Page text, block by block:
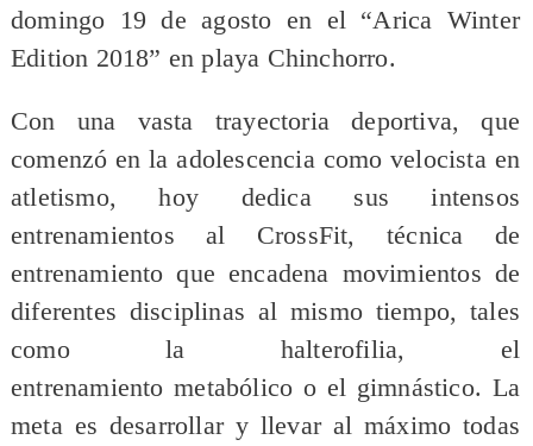
domingo 19 de agosto en el “Arica Winter
Edition 2018” en playa Chinchorro.
Con una vasta trayectoria deportiva, que
comenzó en la adolescencia como velocista en
atletismo, hoy dedica sus intensos
entrenamientos al CrossFit, técnica de
entrenamiento que encadena movimientos de
diferentes disciplinas al mismo tiempo, tales
como la halterofilia, el
entrenamiento metabólico o el gimnástico. La
meta es desarrollar y llevar al máximo todas